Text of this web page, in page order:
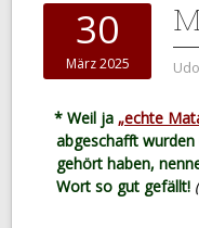
30
März 2025
* Weil ja „echte
abgeschafft
gehört haben,
Wort so gut gefällt!